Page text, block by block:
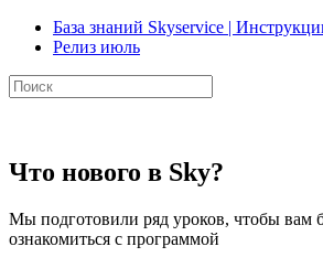
База знаний Skyservice |
Релиз июль
Что нового в Sky?
Мы подготовили ряд уроков, чтобы вам
ознакомиться с программой